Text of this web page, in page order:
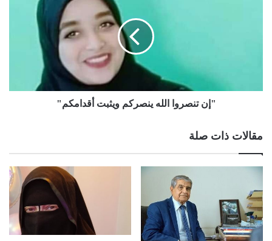
"إن تنصروا الله ينصركم ويثبت أقدامكم"
مقالات ذات صلة